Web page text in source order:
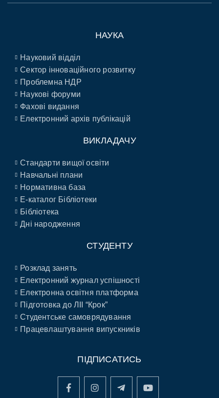
НАУКА
Науковий відділ
Сектор інноваційного розвитку
Проблемна НДР
Наукові форуми
Фахові видання
Електронний архів публікацій
ВИКЛАДАЧУ
Стандарти вищої освіти
Навчальні плани
Нормативна база
E-каталог Бібліотеки
Бібліотека
Дні народження
СТУДЕНТУ
Розклад занять
Електронний журнал успішності
Електронна освітня платформа
Підготовка до ЛІІ “Крок”
Студентське самоврядування
Працевлаштування випускників
ПІДПИСАТИСЬ